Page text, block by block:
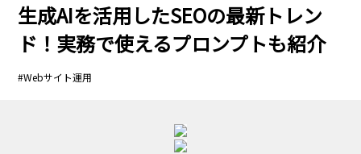
生成AIを活用したSEOの最新トレン
ド！実務で使えるプロンプトも紹介
#Webサイト運用